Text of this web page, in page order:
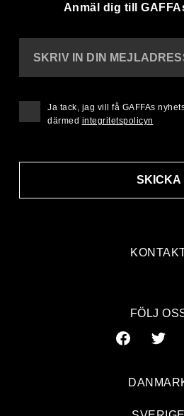
Anmäl dig till
SKRIV IN DIN
SKICKA
Ja tack, jag vill få GAFFAs
därmed integritetspolicyn
FÖLJ